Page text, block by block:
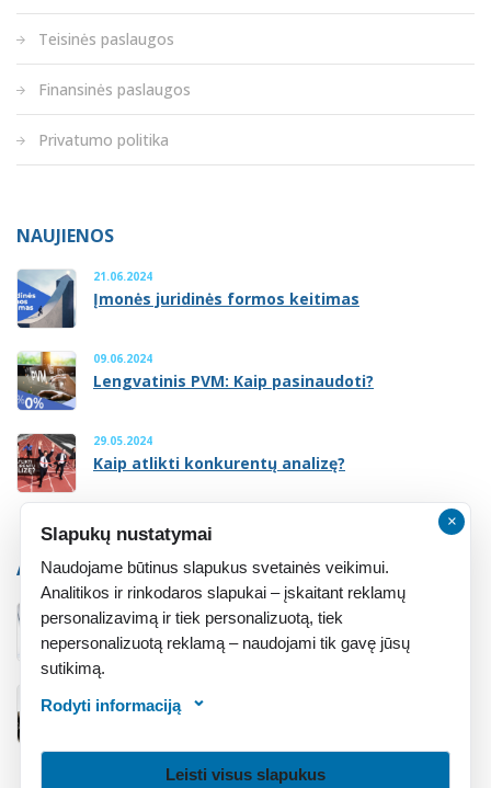
Teisinės paslaugos
Finansinės paslaugos
Privatumo politika
NAUJIENOS
21.06.2024
Įmonės juridinės formos keitimas
09.06.2024
Lengvatinis PVM: Kaip pasinaudoti?
29.05.2024
Kaip atlikti konkurentų analizę?
ATMINTINĖ
Atmintinė įsteigusiems įmonę
Atmintinė įsigijusiems įmonę
×
Slapukų nustatymai
Naudojame būtinus slapukus svetainės veikimui.
Analitikos ir rinkodaros slapukai – įskaitant reklamų
personalizavimą ir tiek personalizuotą, tiek
nepersonalizuotą reklamą – naudojami tik gavę jūsų
sutikimą.
Rodyti informaciją
Leisti visus slapukus